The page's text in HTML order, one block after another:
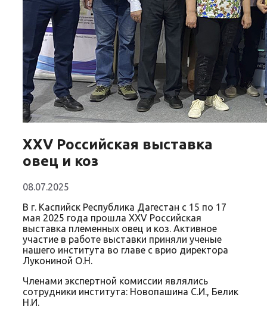
XXV Российская выставка
овец и коз
08.07.2025
В г. Каспийск Республика Дагестан с 15 по 17
мая 2025 года прошла XXV Российская
выставка племенных овец и коз. Активное
участие в работе выставки приняли ученые
нашего института во главе с врио директора
Лукониной О.Н.
Членами экспертной комиссии являлись
сотрудники института: Новопашина С.И., Белик
Н.И.